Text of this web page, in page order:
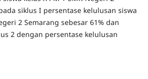
siklus I persentase kelulusan siswa
2 Semarang sebesar 61% dan
2 dengan persentase kelulusan